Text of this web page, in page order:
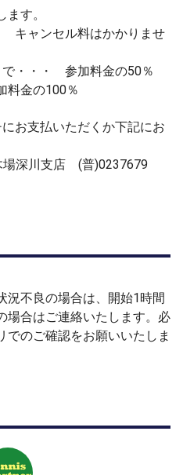
す。
キャンセル料はかかりませ
で・・・ 参加料金の50％
料金の100％
お支払いただくか下記にお
場深川支店 (普)0237679
≫
況不良の場合は、開始1時間
場合はご連絡いたします。必
でのご確認をお願いいたしま